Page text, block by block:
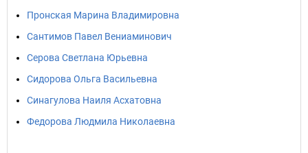
Пронская Марина Владимировна
Сантимов Павел Вениаминович
Серова Светлана Юрьевна
Сидорова Ольга Васильевна
Синагулова Наиля Асхатовна
Федорова Людмила Николаевна